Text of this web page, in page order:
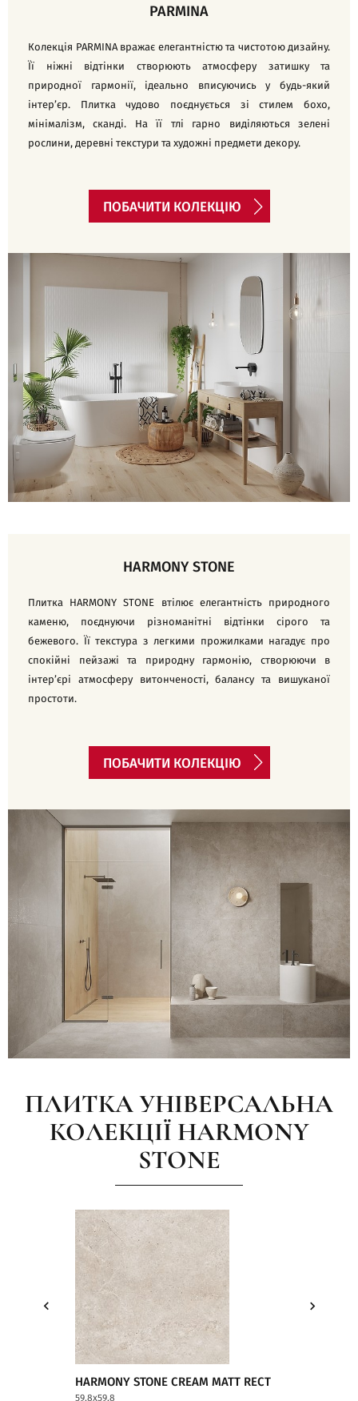
PARMINA
Колекція PARMINA вражає елегантністю та чистотою дизайну.
Її ніжні відтінки створюють атмосферу затишку та
природної гармонії, ідеально вписуючись у будь-який
інтер’єр. Плитка чудово поєднується зі стилем бохо,
мінімалізм, сканді. На її тлі гарно виділяються зелені
рослини, деревні текстури та художні предмети декору.
ПОБАЧИТИ КОЛЕКЦІЮ
HARMONY STONE
Плитка HARMONY STONE втілює елегантність природного
каменю, поєднуючи різноманітні відтінки сірого та
бежевого. Її текстура з легкими прожилками нагадує про
спокійні пейзажі та природну гармонію, створюючи в
інтер’єрі атмосферу витонченості, балансу та вишуканої
простоти.
ПОБАЧИТИ КОЛЕКЦІЮ
ПЛИТКА УНІВЕРСАЛЬНА
КОЛЕКЦІЇ HARMONY
STONE
HARMONY STONE CREAM MATT RECT
59,8x59,8